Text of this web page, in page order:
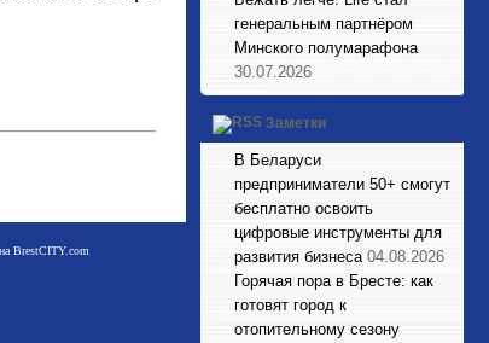
BrestCITY.com
генеральным партнёром
Минского полумарафона
30.07.2026
Заметки
В Беларуси
предприниматели 50+ смогут
бесплатно освоить
цифровые инструменты для
развития бизнеса 04.08.2026
Горячая пора в Бресте: как
готовят город к
отопительному сезону